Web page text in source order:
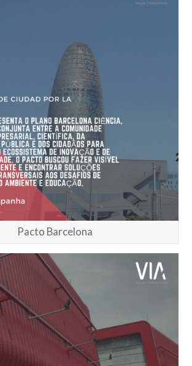
Pacto Barcelona